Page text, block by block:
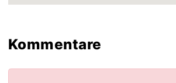
Kommentare